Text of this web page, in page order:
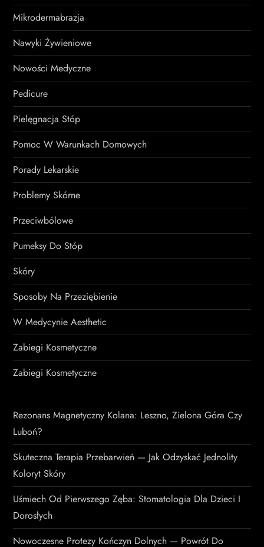
Mikrodermabrazja
Nawyki Żywieniowe
Nowości Medyczne
Pedicure
Pielęgnacja Stóp
Pomoc W Warunkach Domowych
Porady Lekarskie
Problemy Skórne
Przeciwbólowe
Pumeksy Do Stóp
Skóry
Sposoby Na Przeziębienie
W Medycynie Aesthetic
Zabiegi Kosmetyczne
Zabiegi Kosmetyczne
Rezonans Magnetyczny Kolana: Leszno, Zielona Góra Czy
Luboń?
Skuteczna Terapia Przebarwień — Jak Odzyskać Jednolity
Koloryt Skóry
Uśmiech Od Pierwszego Zęba: Stomatologia Dla Dzieci I
Dorosłych
Nowoczesne Protezy Kończyn Dolnych — Powrót Do